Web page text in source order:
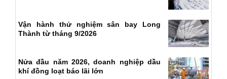
Vận hành thử nghiệm sân bay Long
Thành từ tháng 9/2026
Nửa đầu năm 2026, doanh nghiệp dầu
khí đồng loạt báo lãi lớn